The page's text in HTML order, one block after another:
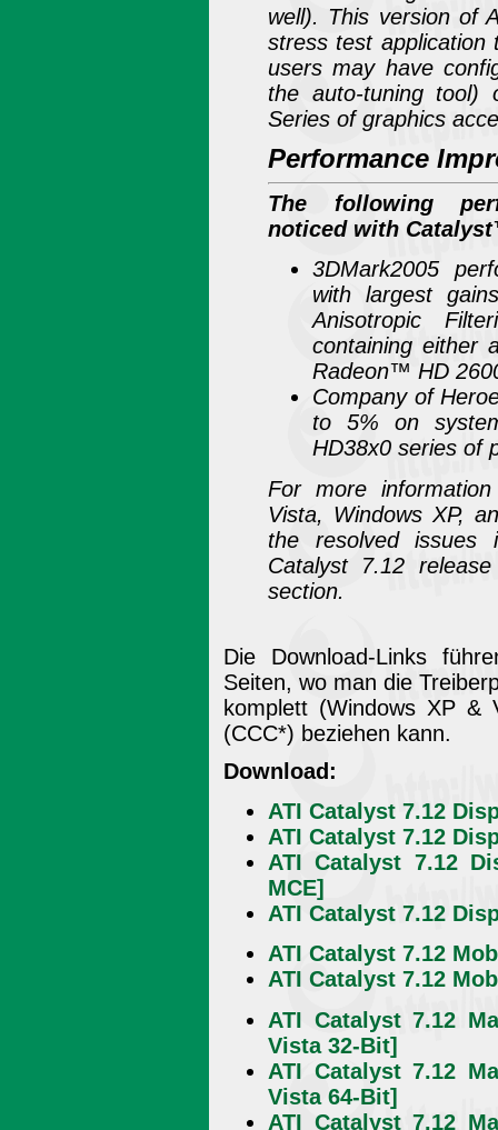
well). This version of
stress test application
users may have
the auto-tuning
Series of graphics
Performance
The following
noticed with
3DMark2005
with largest
Anisotropic
containing either
Radeon™ HD
Company of
to 5% on
HD38x0 series of
For more
Vista, Windows XP,
the resolved issues
Catalyst 7.12
section.
Die Download-Links
Seiten, wo man die
komplett (Windows XP &
(CCC*) beziehen kann.
Download:
ATI Catalyst 7.12
ATI Catalyst 7.12
ATI Catalyst 7.12
MCE]
ATI Catalyst 7.12
ATI Catalyst 7.12
ATI Catalyst 7.12
ATI Catalyst 7.12
Vista 32-Bit]
ATI Catalyst 7.12
Vista 64-Bit]
ATI Catalyst 7.12